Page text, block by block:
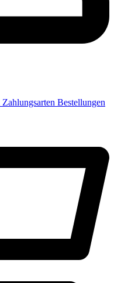
Zahlungsarten Bestellungen